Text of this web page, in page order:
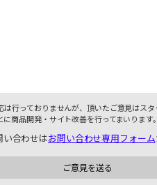
は行っておりませんが、頂いたご意見はス
商品開発・サイト改善を行ってまいります。
い合わせはお問い合わせ専用フォーム